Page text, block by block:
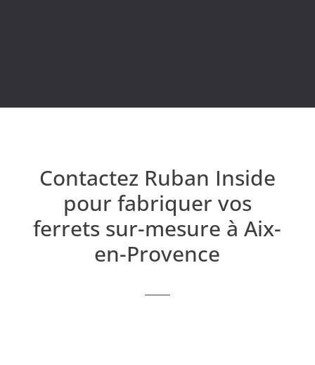
Contactez Ruban Inside
pour fabriquer vos
ferrets sur-mesure à Aix-
en-Provence